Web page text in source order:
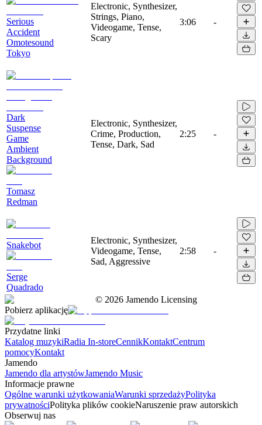
Serious
Accident
Omotesound
Tokyo
Electronic, Synthesizer,
Strings, Piano,
Videogame, Tense,
Scary
3:06 -
Dark
Suspense
Game
Ambient
Background
Tomasz
Redman
Electronic, Synthesizer,
Crime, Production,
Tense, Dark, Sad
2:25 -
Snakebot
Serge
Quadrado
Electronic, Synthesizer,
Videogame, Tense,
Sad, Aggressive
2:58 -
© 2026 Jamendo Licensing
Pobierz aplikację
Przydatne linki
Katalog muzykiRadia In-storeCennikKontaktCentrum
pomocyKontakt
Jamendo
Jamendo dla artystówJamendo Music
Informacje prawne
Ogólne warunki użytkowaniaWarunki sprzedażyPolityka
prywatnościPolityka plików cookieNaruszenie praw autorskich
Obserwuj nas